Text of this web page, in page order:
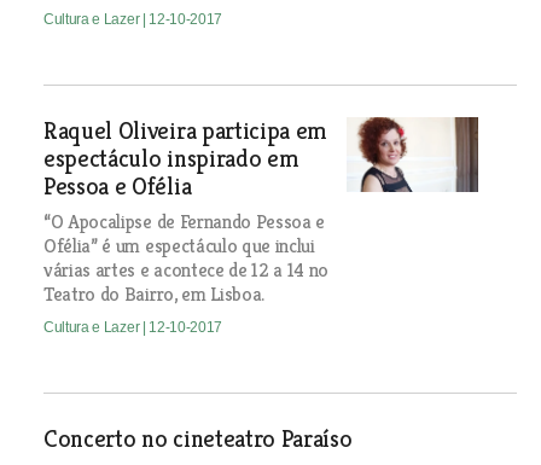
Cultura e Lazer | 12-10-2017
Raquel Oliveira participa em
espectáculo inspirado em
Pessoa e Ofélia
“O Apocalipse de Fernando Pessoa e
Ofélia” é um espectáculo que inclui
várias artes e acontece de 12 a 14 no
Teatro do Bairro, em Lisboa.
Cultura e Lazer | 12-10-2017
Concerto no cineteatro Paraíso